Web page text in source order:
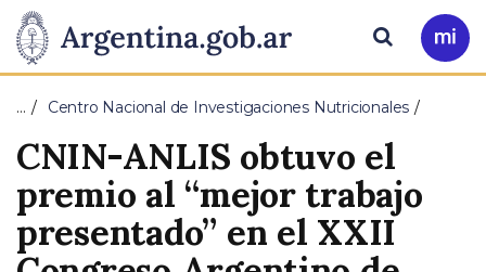
Presidencia
de
la
Nación
Pasar al contenido principal
Ir
a
Buscar
… Centro Nacional de Investigaciones Nutricionales
CNIN-ANLIS obtuvo el
premio al “mejor trabajo
presentado” en el XXII